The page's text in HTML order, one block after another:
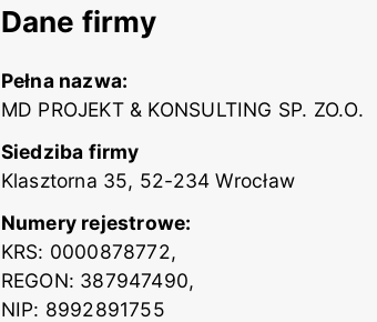
Dane firmy
Pełna nazwa:
MD PROJEKT & KONSULTING SP. ZO.O.
Siedziba firmy
Klasztorna 35, 52-234 Wrocław
Numery rejestrowe:
KRS: 0000878772,
REGON: 387947490,
NIP: 8992891755